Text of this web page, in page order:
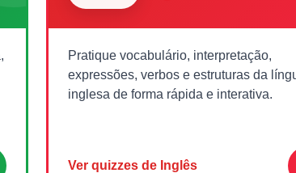
Pratique vocabulário, interpretação,
expressões, verbos e estruturas da
inglesa de forma rápida e interativa.
Ver quizzes de Inglês